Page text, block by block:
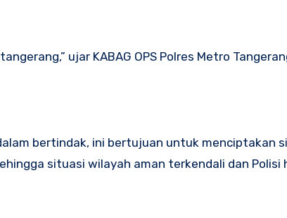
ujar KABAG OPS Polres Metro
bertindak, ini bertujuan untuk menciptakan
situasi wilayah aman terkendali dan Polisi